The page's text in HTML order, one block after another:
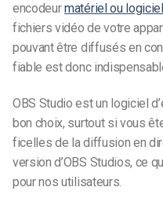
encodeurmatériel ou logiciel
fichiers vidéo de votre
pouvant être diffusés en
fiable est donc
OBS Studio est un logiciel
bon choix, surtout si vous
ficelles de la diffusion en
version d’OBS Studios, ce
pour nos utilisateurs.